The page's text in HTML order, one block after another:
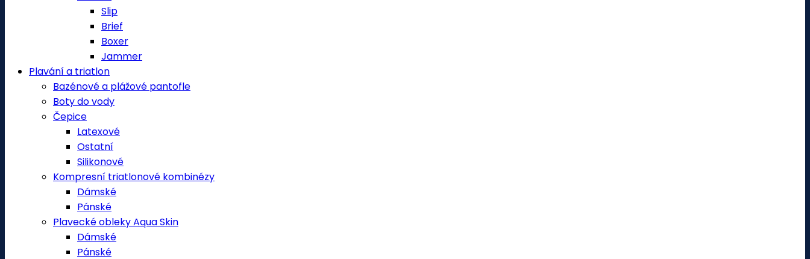
Slip
Brief
Boxer
Jammer
Plavání a triatlon
Bazénové a plážové pantofle
Boty do vody
Čepice
Latexové
Ostatní
Silikonové
Kompresní triatlonové kombinézy
Dámské
Pánské
Plavecké obleky Aqua Skin
Dámské
Pánské